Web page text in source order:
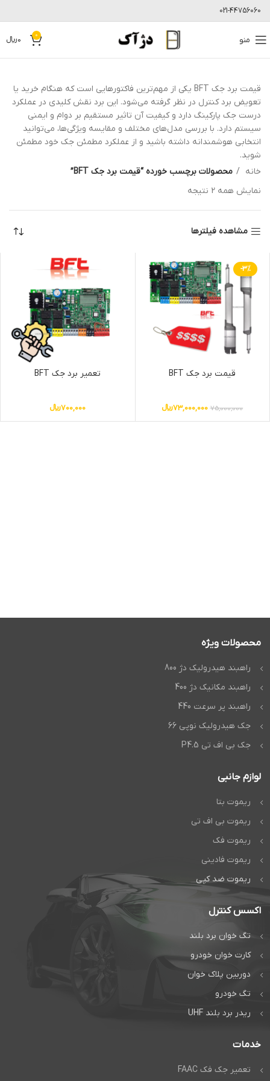
021-44756060
منو 0
0﷼
قیمت برد جک BFT یکی از مهم‌ترین فاکتورهایی است که هنگام خرید یا
تعویض برد کنترل در نظر گرفته می‌شود. این برد نقش کلیدی در عملکرد
درست جک پارکینگ دارد و کیفیت آن تاثیر مستقیم بر دوام و ایمنی
سیستم دارد. با بررسی مدل‌های مختلف و مقایسه ویژگی‌ها، می‌توانید
انتخابی هوشمندانه داشته باشید و از عملکرد مطمئن جک خود مطمئن
شوید.
خانه
محصولات برچسب خورده “قیمت برد جک BFT”
نمایش همه 2 نتیجه
مشاهده فیلترها
-3%
قیمت برد جک BFT
75,000,000
73,000,000﷼
تعمیر برد جک BFT
700,000﷼
محصولات ویژه
راهبند هیدرولیک دژ 800
راهبند مکانیک دژ 400
راهبند پر سرعت 440
جک هیدرولیک نوپی 66
جک بی اف تی P4.5
لوازم جانبی
ریموت بتا
ریموت بی اف تی
ریموت فک
ریموت فادینی
ریموت ضد کپی
اکسس کنترل
تگ خوان برد بلند
کارت خوان خودرو
دوربین پلاک خوان
تگ خودرو
ریدر برد بلند UHF
خدمات
تعمیر جک فک FAAC